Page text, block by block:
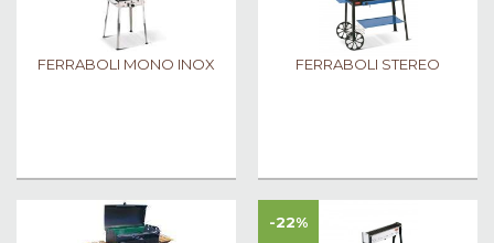
FERRABOLI MONO INOX FERRABOLI STEREO
-22%